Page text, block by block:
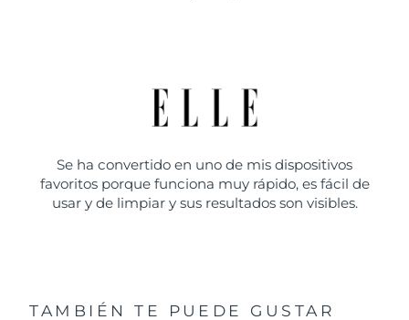
Se ha convertido en uno de mis dispositivos
favoritos porque funciona muy rápido, es fácil de
usar y de limpiar y sus resultados son visibles.
TAMBIÉN TE PUEDE GUSTAR